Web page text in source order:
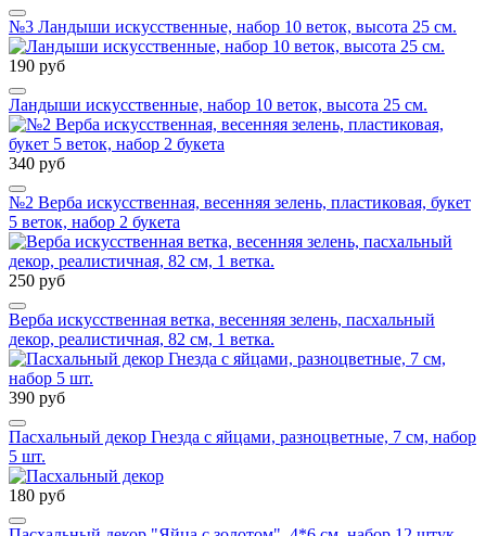
№3 Ландыши искусственные, набор 10 веток, высота 25 см.
190 руб
Ландыши искусственные, набор 10 веток, высота 25 см.
340 руб
№2 Верба искусственная, весенняя зелень, пластиковая, букет
5 веток, набор 2 букета
250 руб
Верба искусственная ветка, весенняя зелень, пасхальный
декор, реалистичная, 82 см, 1 ветка.
390 руб
Пасхальный декор Гнезда с яйцами, разноцветные, 7 см, набор
5 шт.
180 руб